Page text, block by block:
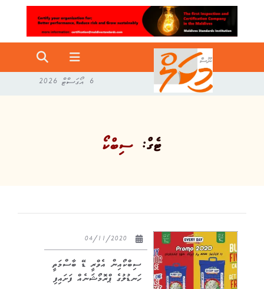
6 އޯގަސްޓް 2026
ޓެގް: ސިބްކޯ
ސިބްކޯއިން އެވްރީ ޑޭ ބާސްމަތީ
ހަނޑުލުގެ ޕްރޮމޯޝަނެއް ފަށައިފި